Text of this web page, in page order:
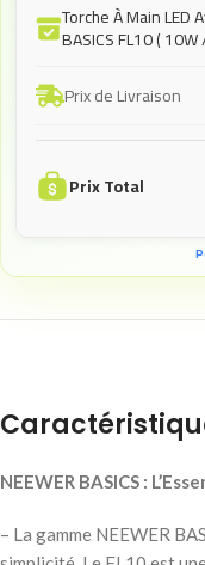
Torche À Main LED
BASICS FL10 (
Prix de Livraison
Prix Total
NEEWER BASICS :
– La gamme NEEWER